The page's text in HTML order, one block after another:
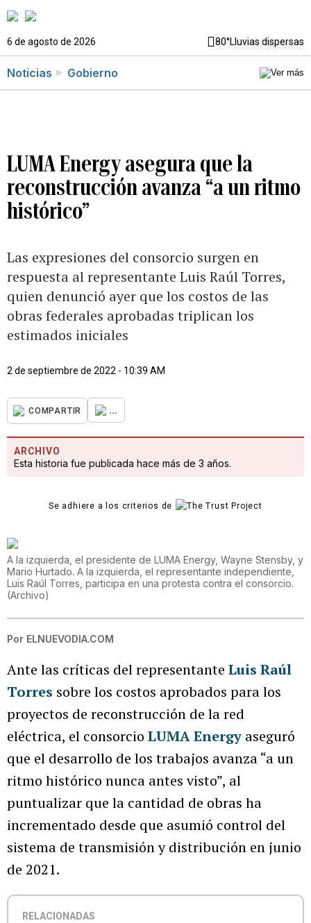
6 de agosto de 2026 80°Lluvias dispersas
Noticias Gobierno
LUMA Energy asegura que la
reconstrucción avanza “a un ritmo
histórico”
Las expresiones del consorcio surgen en
respuesta al representante Luis Raúl Torres,
quien denunció ayer que los costos de las
obras federales aprobadas triplican los
estimados iniciales
2 de septiembre de 2022 - 10:39 AM
COMPARTIR ...
ARCHIVO
Esta historia fue publicada hace más de 3 años.
Se adhiere a los criterios de
A la izquierda, el presidente de LUMA Energy, Wayne Stensby, y
Mario Hurtado. A la izquierda, el representante independiente,
Luis Raúl Torres, participa en una protesta contra el consorcio.
(Archivo)
Por ELNUEVODIA.COM
Ante las críticas del representante Luis Raúl
Torres sobre los costos aprobados para los
proyectos de reconstrucción de la red
eléctrica, el consorcio LUMA Energy aseguró
que el desarrollo de los trabajos avanza “a un
ritmo histórico nunca antes visto”, al
puntualizar que la cantidad de obras ha
incrementado desde que asumió control del
sistema de transmisión y distribución en junio
de 2021.
RELACIONADAS